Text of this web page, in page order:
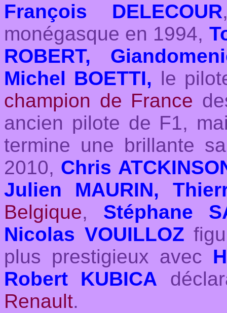
François DELECOUR
monégasque en 1994,
ROBERT,
Michel BOETTI, le
champion de France
ancien pilote de F1,
termine une brillante
2010, Chris
Julien MAURIN,
Belgique, Stéphane
Nicolas VOUILLOZ
plus prestigieux avec
Robert KUBICA
Renault.